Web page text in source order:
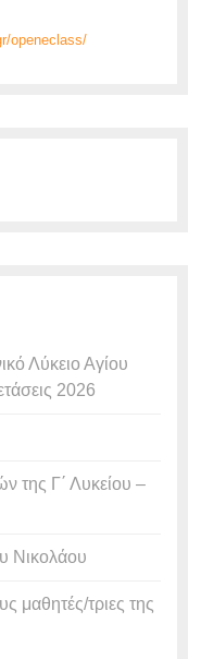
openeclass/
Λύκειο Αγίου
2026
της Γ΄ Λυκείου –
Νικολάου
μαθητές/τριες της